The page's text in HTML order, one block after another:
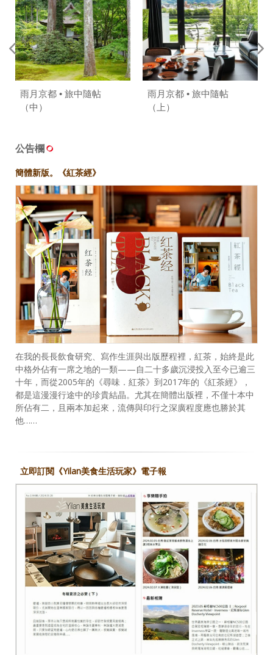
雨月京都 • 旅中隨帖
（中）
雨月京都 • 旅中隨帖
（上）
公告欄
簡體新版。《紅茶經》
在我的長長飲食研究、寫作生涯與出版歷程裡，紅茶，始終是此
中格外佔有一席之地的一類——自二十多歲沉浸投入至今已逾三
十年，而從2005年的《尋味．紅茶》到2017年的《紅茶經》，
都是這漫漫行途中的珍貴結晶。尤其在簡體出版裡，不僅十本中
所佔有二，且兩本加起來，流傳與印行之深廣程度應也勝於其
他……
立即訂閱《Yilan美食生活玩家》電子報